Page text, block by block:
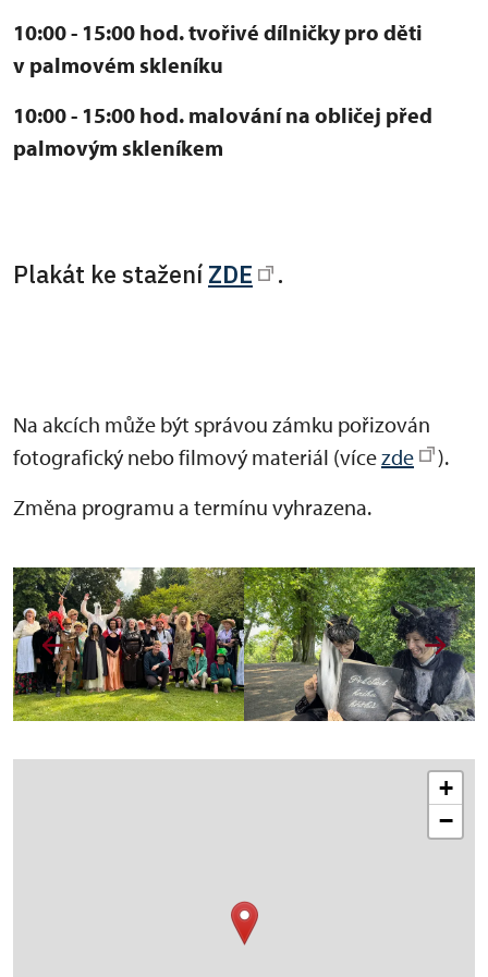
10:00 - 15:00 hod. tvořivé dílničky pro děti
v palmovém skleníku
10:00 - 15:00 hod. malování na obličej před
palmovým skleníkem
Plakát ke stažení ZDE .
Na akcích může být správou zámku pořizován
fotografický nebo filmový materiál (vícezde
).
Změna programu a termínu vyhrazena.
+
−